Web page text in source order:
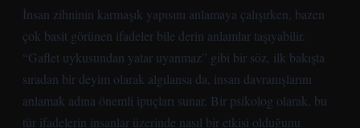
İnsan zihninin karmaşık yapısını anlamaya çalışırken, bazen
çok basit görünen ifadeler bile derin anlamlar taşıyabilir.
“Gaflet uykusundan yatar uyanmaz” gibi bir söz, ilk bakışta
sıradan bir deyim olarak algılansa da, insan davranışlarını
anlamak adına önemli ipuçları sunar. Bir psikolog olarak, bu
tür ifadelerin insanlar üzerinde nasıl bir etkisi olduğunu